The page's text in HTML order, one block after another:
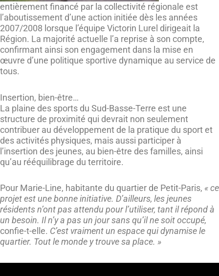
entièrement financé par la collectivité régionale est
l’aboutissement d’une action initiée dès les années
2007/2008 lorsque l’équipe Victorin Lurel dirigeait la
Région. La majorité actuelle l’a reprise à son compte,
confirmant ainsi son engagement dans la mise en
œuvre d’une politique sportive dynamique au service de
tous.
Insertion, bien-être…
La plaine des sports du Sud-Basse-Terre est une
structure de proximité qui devrait non seulement
contribuer au développement de la pratique du sport et
des activités physiques, mais aussi participer à
l’insertion des jeunes, au bien-être des familles, ainsi
qu’au rééquilibrage du territoire.
Pour Marie-Line, habitante du quartier de Petit-Paris, « ce
projet est une bonne initiative. D’ailleurs, les jeunes
résidents n’ont pas attendu pour l’utiliser, tant il répond à
un besoin. Il n’y a pas un jour sans qu’il ne soit occupé,
confie-t-elle. C’est vraiment un espace qui dynamise le
quartier. Tout le monde y trouve sa place. »